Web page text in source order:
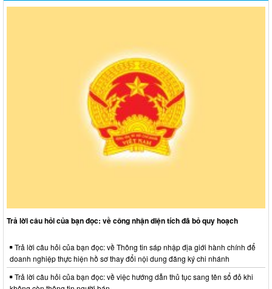
Trả lời câu hỏi của bạn đọc: về công nhận diện tích đã bỏ quy hoạch
Trả lời câu hỏi của bạn đọc: về Thông tin sáp nhập địa giới hành chính để
doanh nghiệp thực hiện hồ sơ thay đổi nội dung đăng ký chi nhánh
Trả lời câu hỏi của bạn đọc: về việc hướng dẫn thủ tục sang tên sổ đỏ khi